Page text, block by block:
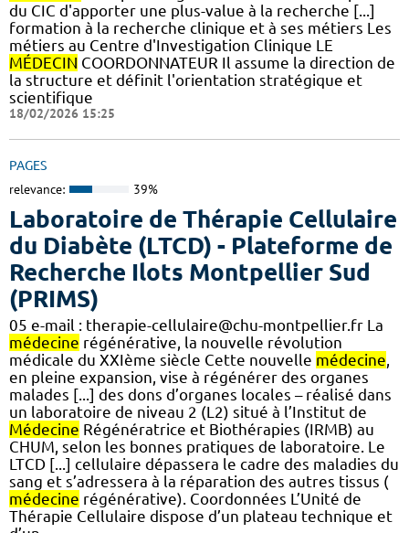
du CIC d'apporter une plus-value à la recherche [...]
formation à la recherche clinique et à ses métiers Les
métiers au Centre d'Investigation Clinique LE
MÉDECIN COORDONNATEUR Il assume la direction de
la structure et définit l'orientation stratégique et
scientifique
18/02/2026 15:25
PAGES
relevance: 39%
Laboratoire de Thérapie Cellulaire
du Diabète (LTCD) - Plateforme de
Recherche Ilots Montpellier Sud
(PRIMS)
05 e-mail : therapie-cellulaire@chu-montpellier.fr La
médecine régénérative, la nouvelle révolution
médicale du XXIème siècle Cette nouvelle médecine,
en pleine expansion, vise à régénérer des organes
malades [...] des dons d’organes locales – réalisé dans
un laboratoire de niveau 2 (L2) situé à l’Institut de
Médecine Régénératrice et Biothérapies (IRMB) au
CHUM, selon les bonnes pratiques de laboratoire. Le
LTCD [...] cellulaire dépassera le cadre des maladies du
sang et s’adressera à la réparation des autres tissus (
médecine régénérative). Coordonnées L’Unité de
Thérapie Cellulaire dispose d’un plateau technique et